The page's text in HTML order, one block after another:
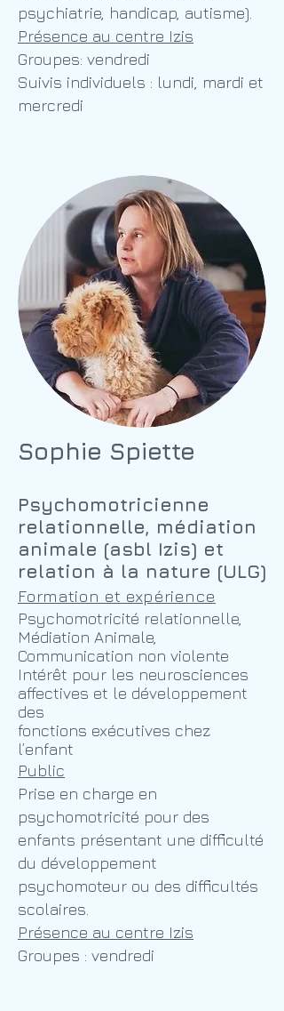
psychiatrie, handicap, autisme).
Présence au centre Izis
Groupes: vendredi
Suivis individuels : lundi, mardi et
mercredi
Sophie Spiette
Psychomotricienne
relationnelle, médiation
animale (asbl Izis) et
relation à la nature (ULG)
Formation et expérience
Psychomotricité relationnelle,
Médiation Animale,
Communication non violente
Intérêt pour les neurosciences
affectives et le développement
des
fonctions exécutives chez
l’enfant
Public
Prise en charge en
psychomotricité pour des
enfants présentant une difficulté
du développement
psychomoteur ou des difficultés
scolaires.
Présence au centre Izis
Groupes : vendredi